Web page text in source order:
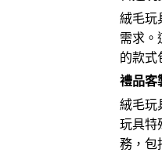
絨毛玩
需求。
的款式
禮品客
絨毛玩
玩具特
務，包